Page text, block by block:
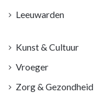
Leeuwarden
Kunst & Cultuur
Vroeger
Zorg & Gezondheid